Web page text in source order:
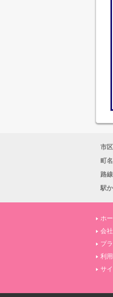
市
町
路
駅
ホ
会
プ
利
サ